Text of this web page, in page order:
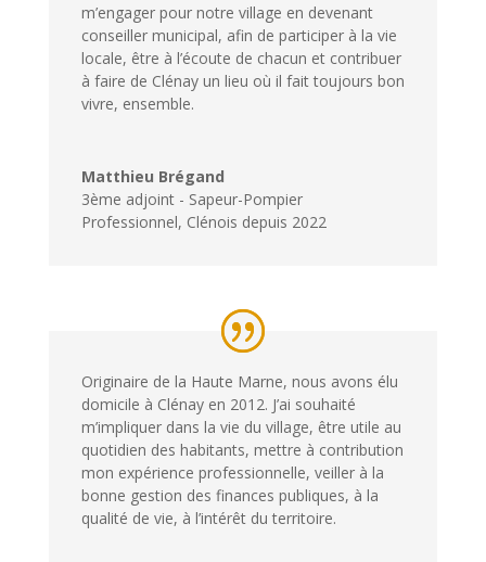
m’engager pour notre village en devenant
conseiller municipal, afin de participer à la vie
locale, être à l’écoute de chacun et contribuer
à faire de Clénay un lieu où il fait toujours bon
vivre, ensemble.
Matthieu Brégand
3ème adjoint - Sapeur-Pompier
Professionnel, Clénois depuis 2022
Originaire de la Haute Marne, nous avons élu
domicile à Clénay en 2012. J’ai souhaité
m’impliquer dans la vie du village, être utile au
quotidien des habitants, mettre à contribution
mon expérience professionnelle, veiller à la
bonne gestion des finances publiques, à la
qualité de vie, à l’intérêt du territoire.